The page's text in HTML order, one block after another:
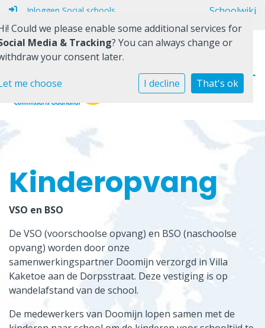
Inloggen Social schools Schoolwiki
Onze school
Ons team
Informatie
Praktisch
Contact
Kinderopvang
VSO en BSO
De VSO (voorschoolse opvang) en BSO (naschoolse
opvang) worden door onze
samenwerkingspartner Doomijn verzorgd in Villa
Kaketoe aan de Dorpsstraat. Deze vestiging is op
wandelafstand van de school.
De medewerkers van Doomijn lopen samen met de
Could we please enable some additional services for
Media & Tracking? You can always change or
your consent later.
me choose I decline That's ok